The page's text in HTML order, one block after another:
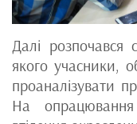
Далі розпочався
якого учасники,
проаналізувати
На